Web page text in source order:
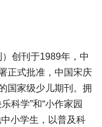
创刊于1989年，中
正式批准，中国宋庆
国家级少儿期刊。拥
科学”和“小作家园
小学生，以普及科